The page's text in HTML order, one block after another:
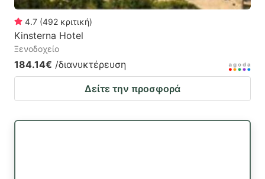
4.7 (492 κριτική)
Kinsterna Hotel
Ξενοδοχείο
184.14€ /διανυκτέρευση
Δείτε την προσφορά